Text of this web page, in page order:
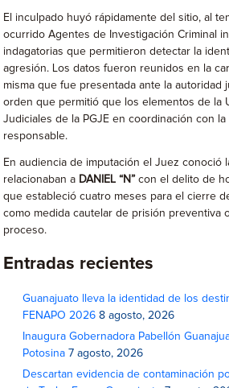
El inculpado huyó rápidamente del sitio, al
ocurrido Agentes de Investigación Criminal
indagatorias que permitieron detectar la
agresión. Los datos fueron reunidos en la
misma que fue presentada ante la autoridad
orden que permitió que los elementos de la
Judiciales de la PGJE en coordinación con la
responsable.
En audiencia de imputación el Juez conoció
relacionaban a DANIEL “N”con el delito de
que estableció cuatro meses para el cierre
como medida cautelar de prisión preventiva
proceso.
Entradas recientes
Guanajuato lleva la identidad de los
FENAPO 2026 8 agosto, 2026
Inaugura Gobernadora Pabellón
Potosina 7 agosto, 2026
Descartan evidencia de contaminación